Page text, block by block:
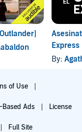
Express
By:
of Use
Based Ads License
Full Site